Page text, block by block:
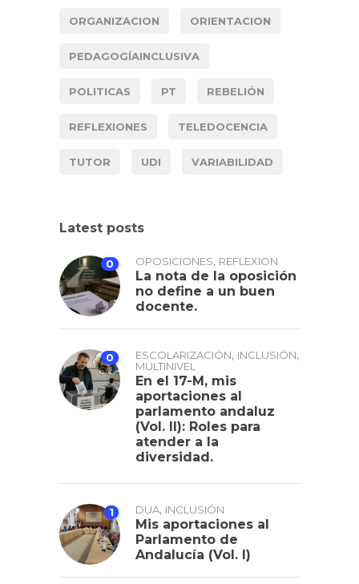
ORGANIZACION ORIENTACION
PEDAGOGÍAINCLUSIVA
POLITICAS PT REBELIÓN
REFLEXIONES TELEDOCENCIA
TUTOR UDI VARIABILIDAD
Latest posts
0 OPOSICIONES, REFLEXION
La nota de la oposición
no define a un buen
docente.
0 ESCOLARIZACIÓN, INCLUSIÓN,
MULTINIVEL
En el 17-M, mis
aportaciones al
parlamento andaluz
(Vol. II): Roles para
atender a la
diversidad.
1 DUA, INCLUSIÓN
Mis aportaciones al
Parlamento de
Andalucía (Vol. I)